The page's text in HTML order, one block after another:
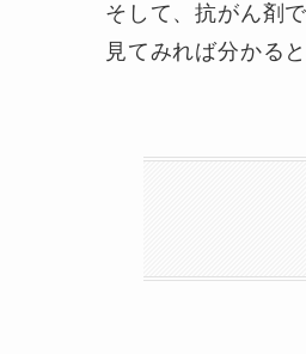
そして、抗がん剤
見てみれば分かる